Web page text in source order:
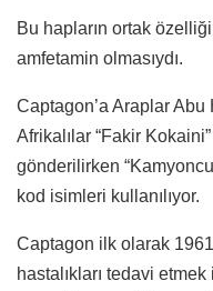
Bu hapların ortak
amfetamin olmasıydı.
Captagon’a Araplar
Afrikalılar “Fakir
gönderilirken
kod isimleri kullanılıyor.
Captagon ilk olarak
hastalıkları tedavi etmek